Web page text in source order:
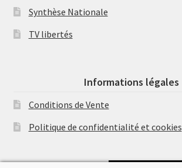
Synthèse Nationale
TV libertés
Informations légales
Conditions de Vente
Politique de confidentialité et cookies